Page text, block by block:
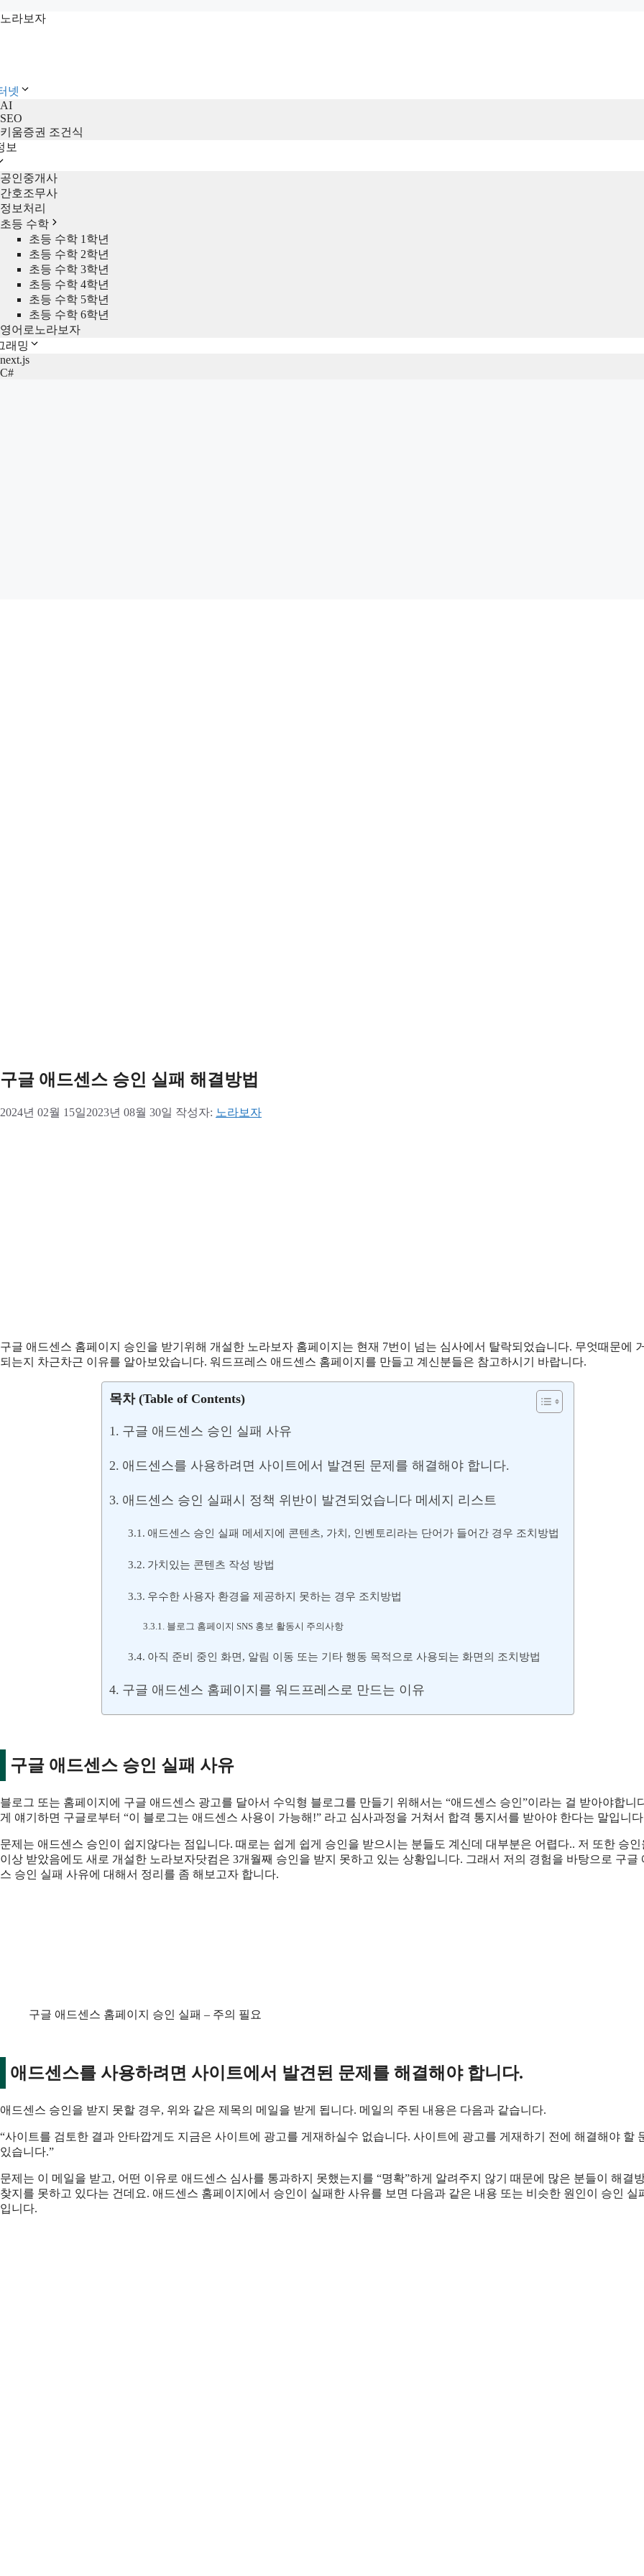
컨
너
뛰
기
노라보자
넷
AI
SEO
키움증권 조건식
보
공인중개사
간호조무사
정보처리
초등 수학
초등 수학 1학년
초등 수학 2학년
초등 수학 3학년
초등 수학 4학년
초등 수학 5학년
초등 수학 6학년
영어로노라보자
래밍
next.js
C#
구글 애드센스 승인 실패 해결방법
2024년 02월 15일2023년 08월 30일 작성자: 노라보자
구글 애드센스 홈페이지 승인을 받기위해 개설한 노라보자 홈페이지는 현재 7번이 넘는 심사에서 탈락되었습니다. 무엇때문에
되는지 차근차근 이유를 알아보았습니다. 워드프레스 애드센스 홈페이지를 만들고 계신분들은 참고하시기 바랍니다.
목차 (Table of Contents)
구글 애드센스 승인 실패 사유
애드센스를 사용하려면 사이트에서 발견된 문제를 해결해야 합니다.
애드센스 승인 실패시 정책 위반이 발견되었습니다 메세지 리스트
애드센스 승인 실패 메세지에 콘텐츠, 가치, 인벤토리라는 단어가 들어간 경우 조치방법
가치있는 콘텐츠 작성 방법
우수한 사용자 환경을 제공하지 못하는 경우 조치방법
블로그 홈페이지 SNS 홍보 활동시 주의사항
아직 준비 중인 화면, 알림 이동 또는 기타 행동 목적으로 사용되는 화면의 조치방법
구글 애드센스 홈페이지를 워드프레스로 만드는 이유
구글 애드센스 승인 실패 사유
블로그 또는 홈페이지에 구글 애드센스 광고를 달아서 수익형 블로그를 만들기 위해서는 “애드센스 승인”이라는 걸 받아야합니
게 얘기하면 구글로부터 “이 블로그는 애드센스 사용이 가능해!” 라고 심사과정을 거쳐서 합격 통지서를 받아야 한다는 말입니
문제는 애드센스 승인이 쉽지않다는 점입니다. 때로는 쉽게 쉽게 승인을 받으시는 분들도 계신데 대부분은 어렵다.. 저 또한 승인
이상 받았음에도 새로 개설한 노라보자닷컴은 3개월째 승인을 받지 못하고 있는 상황입니다. 그래서 저의 경험을 바탕으로 구글
스 승인 실패 사유에 대해서 정리를 좀 해보고자 합니다.
구글 애드센스 홈페이지 승인 실패 – 주의 필요
애드센스를 사용하려면 사이트에서 발견된 문제를 해결해야 합니다.
애드센스 승인을 받지 못할 경우, 위와 같은 제목의 메일을 받게 됩니다. 메일의 주된 내용은 다음과 같습니다.
“사이트를 검토한 결과 안타깝게도 지금은 사이트에 광고를 게재하실수 없습니다. 사이트에 광고를 게재하기 전에 해결해야 할
있습니다.”
문제는 이 메일을 받고, 어떤 이유로 애드센스 심사를 통과하지 못했는지를 “명확”하게 알려주지 않기 때문에 많은 분들이 해결
찾지를 못하고 있다는 건데요. 애드센스 홈페이지에서 승인이 실패한 사유를 보면 다음과 같은 내용 또는 비슷한 원인이 승인 실
입니다.